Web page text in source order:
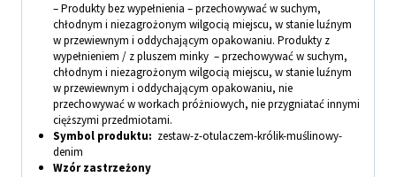
– Produkty bez wypełnienia – przechowywać w suchym,
chłodnym i niezagrożonym wilgocią miejscu, w stanie luźnym
w przewiewnym i oddychającym opakowaniu. Produkty z
wypełnieniem / z pluszem minky – przechowywać w suchym,
chłodnym i niezagrożonym wilgocią miejscu, w stanie luźnym
w przewiewnym i oddychającym opakowaniu, nie
przechowywać w workach próżniowych, nie przygniatać innymi
cięższymi przedmiotami.
Symbol produktu: zestaw-z-otulaczem-królik-muślinowy-
denim
Wzór zastrzeżony